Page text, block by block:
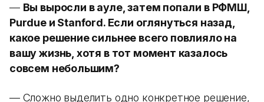
— Вы выросли в ауле, затем попали в РФМШ,
Purdue и Stanford. Если оглянуться назад,
какое решение сильнее всего повлияло на
вашу жизнь, хотя в тот момент казалось
совсем небольшим?
— Сложно выделить одно конкретное решение,